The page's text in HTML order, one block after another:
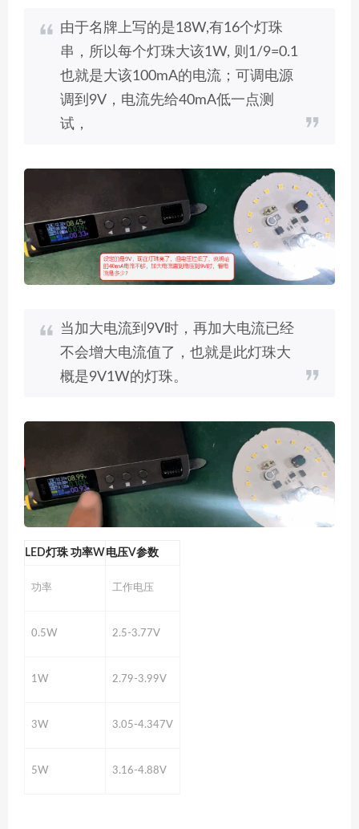
由于名牌上写的是18W,有16个灯珠
串，所以每个灯珠大该1W, 则1/9=0.1
也就是大该100mA的电流；可调电源
调到9V，电流先给40mA低一点测
试，
当加大电流到9V时，再加大电流已经
不会增大电流值了，也就是此灯珠大
概是9V1W的灯珠。
LED灯珠 功率W 电压V参数
功率 工作电压
0.5W 2.5-3.77V
1W 2.79-3.99V
3W 3.05-4.347V
5W 3.16-4.88V